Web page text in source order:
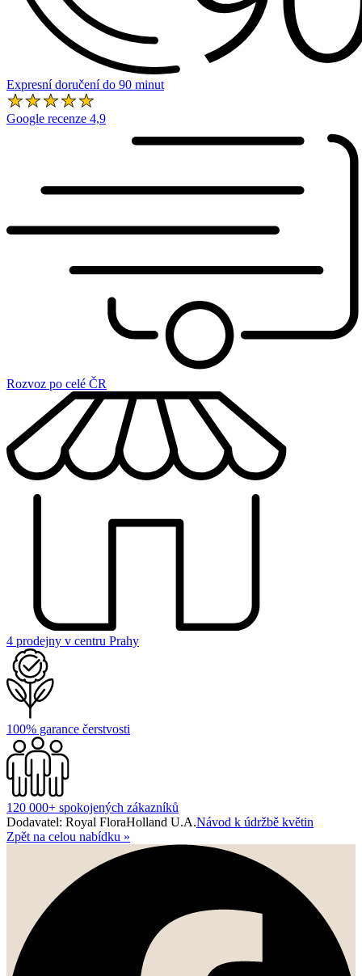
Expresní doručení do 90 minut
Google recenze 4,9
Rozvoz po celé ČR
4 prodejny v centru Prahy
100% garance čerstvosti
120 000+ spokojených zákazníků
Dodavatel: Royal FloraHolland U.A.Návod k údržbě květin
Zpět na celou nabídku »